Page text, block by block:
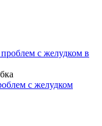
с желудком